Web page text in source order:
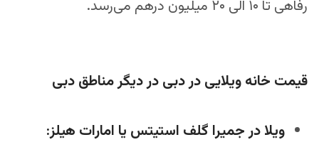
رفاهی تا ۱۰ الی ۲۰ میلیون درهم می‌رسد.
قیمت خانه ویلایی در دبی در دیگر مناطق دبی
ویلا در جمیرا گلف استیتس یا امارات هیلز: